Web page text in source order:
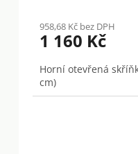
958,68 Kč bez DPH
1 160 Kč
Horní otevřená
cm)